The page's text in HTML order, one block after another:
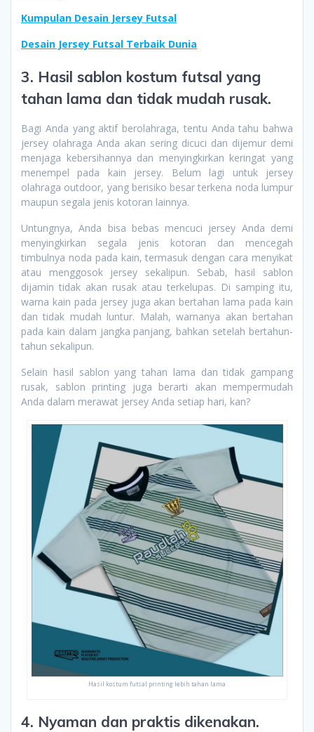
Kumpulan Desain Jersey Futsal
Desain Jersey Futsal Terbaik Dunia
3. Hasil sablon kostum futsal yang
tahan lama dan tidak mudah rusak.
Bagi Anda yang aktif berolahraga, tentu Anda tahu bahwa
jersey olahraga Anda akan sering dicuci dan dijemur demi
menjaga kebersihannya dan menyingkirkan keringat yang
menempel pada kain jersey. Belum lagi untuk jersey
olahraga outdoor, yang berisiko besar terkena noda lumpur
maupun segala jenis kotoran lainnya.
Untungnya, Anda bisa bebas mencuci jersey Anda demi
menyingkirkan segala jenis kotoran dan mencegah
timbulnya noda pada kain, termasuk dengan cara menyikat
atau menggosok jersey sekalipun. Sebab, hasil sablon
dijamin tidak akan rusak atau terkelupas. Di samping itu,
warna kain pada jersey juga akan bertahan lama pada kain
dan tidak mudah luntur. Malah, warnanya akan bertahan
pada kain dalam jangka panjang, bahkan setelah bertahun-
tahun sekalipun.
Selain hasil sablon yang tahan lama dan tidak gampang
rusak, sablon printing juga berarti akan mempermudah
Anda dalam merawat jersey Anda setiap hari, kan?
Hasil kostum futsal printing lebih tahan lama
4. Nyaman dan praktis dikenakan.